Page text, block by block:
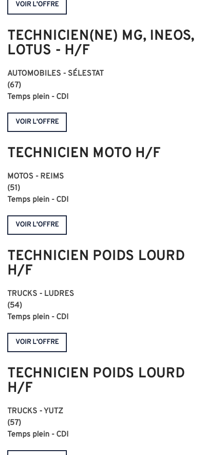
VOIR L'OFFRE
TECHNICIEN(NE) MG, INEOS,
LOTUS - H/F
AUTOMOBILES - SÉLESTAT
(67)
Temps plein - CDI
VOIR L'OFFRE
TECHNICIEN MOTO H/F
MOTOS - REIMS
(51)
Temps plein - CDI
VOIR L'OFFRE
TECHNICIEN POIDS LOURD
H/F
TRUCKS - LUDRES
(54)
Temps plein - CDI
VOIR L'OFFRE
TECHNICIEN POIDS LOURD
H/F
TRUCKS - YUTZ
(57)
Temps plein - CDI